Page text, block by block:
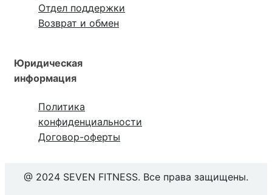
Отдел поддержки
Возврат и обмен
Юридическая
информация
Политика
конфиденциальности
Договор-оферты
@ 2024 SEVEN FITNESS. Все права защищены.